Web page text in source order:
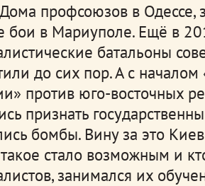
профсоюзов в Одессе,
бои в Мариуполе. Ещё в
батальоны
до сих пор. А с
против юго-восточных
признать
бомбы. Вину за это
стало возможным и
занимался их